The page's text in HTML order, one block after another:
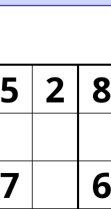
5 2 8
7
6